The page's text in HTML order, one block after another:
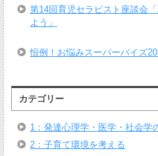
第14回育児セラピスト座談会
よう」
恒例！お悩みスーパーバイズ
カテゴリー
1：発達心理学・医学・社会学
2：子育て環境を考える